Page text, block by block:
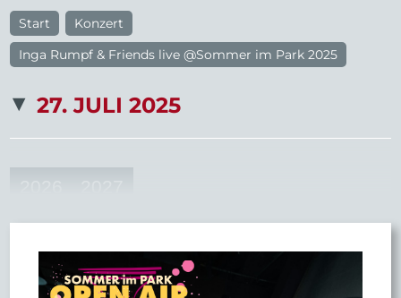
Start
Konzert
Inga Rumpf & Friends live @Sommer im Park 2025
27. JULI 2025